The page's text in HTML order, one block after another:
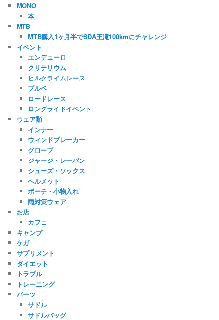
MONO
本
MTB
MTB購入1ヶ月半でSDA王滝100kmにチャレンジ
イベント
エンデューロ
クリテリウム
ヒルクライムレース
ブルベ
ロードレース
ロングライドイベント
ウェア類
インナー
ウィンドブレーカー
グローブ
ジャージ・レーパン
シューズ・ソックス
ヘルメット
ポーチ・小物入れ
雨対策ウェア
お店
カフェ
キャンプ
ケガ
サプリメント
ダイエット
トラブル
トレーニング
パーツ
サドル
サドルバッグ